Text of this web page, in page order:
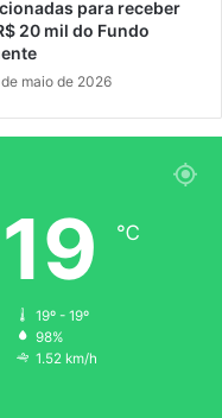
para receber
20 mil do Fundo
maio de 2026
19 ℃
19º - 19º
98%
1.52 km/h